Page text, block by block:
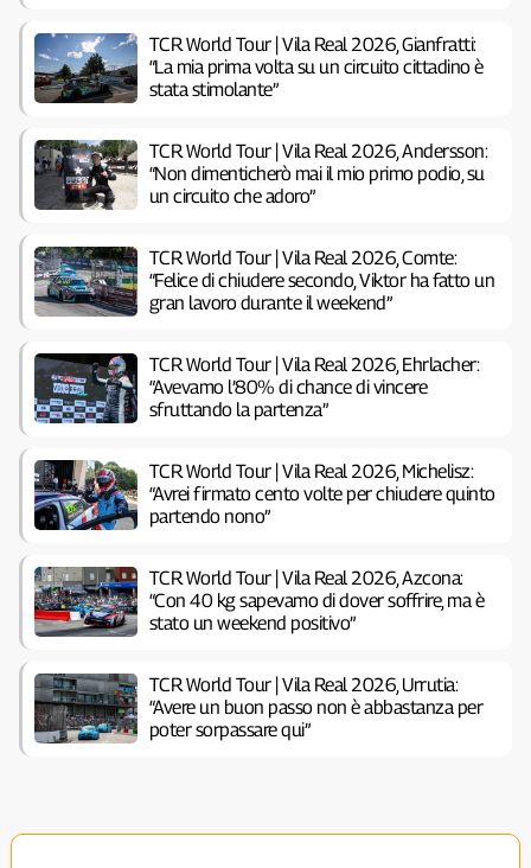
TCR World Tour | Vila Real 2026, Gianfratti:
“La mia prima volta su un circuito cittadino è
stata stimolante”
TCR World Tour | Vila Real 2026, Andersson:
“Non dimenticherò mai il mio primo podio, su
un circuito che adoro”
TCR World Tour | Vila Real 2026, Comte:
“Felice di chiudere secondo, Viktor ha fatto un
gran lavoro durante il weekend”
TCR World Tour | Vila Real 2026, Ehrlacher:
“Avevamo l’80% di chance di vincere
sfruttando la partenza”
TCR World Tour | Vila Real 2026, Michelisz:
“Avrei firmato cento volte per chiudere quinto
partendo nono”
TCR World Tour | Vila Real 2026, Azcona:
“Con 40 kg sapevamo di dover soffrire, ma è
stato un weekend positivo”
TCR World Tour | Vila Real 2026, Urrutia:
“Avere un buon passo non è abbastanza per
poter sorpassare qui”